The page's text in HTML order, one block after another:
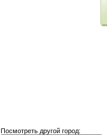
Посмотреть другой город: